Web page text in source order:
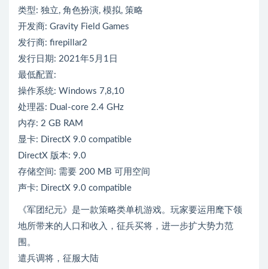
类型: 独立, 角色扮演, 模拟, 策略
开发商: Gravity Field Games
发行商: firepillar2
发行日期: 2021年5月1日
最低配置:
操作系统: Windows 7,8,10
处理器: Dual-core 2.4 GHz
内存: 2 GB RAM
显卡: DirectX 9.0 compatible
DirectX 版本: 9.0
存储空间: 需要 200 MB 可用空间
声卡: DirectX 9.0 compatible
《军团纪元》是一款策略类单机游戏。玩家要运用麾下领
地所带来的人口和收入，征兵买将，进一步扩大势力范
围。
遣兵调将，征服大陆